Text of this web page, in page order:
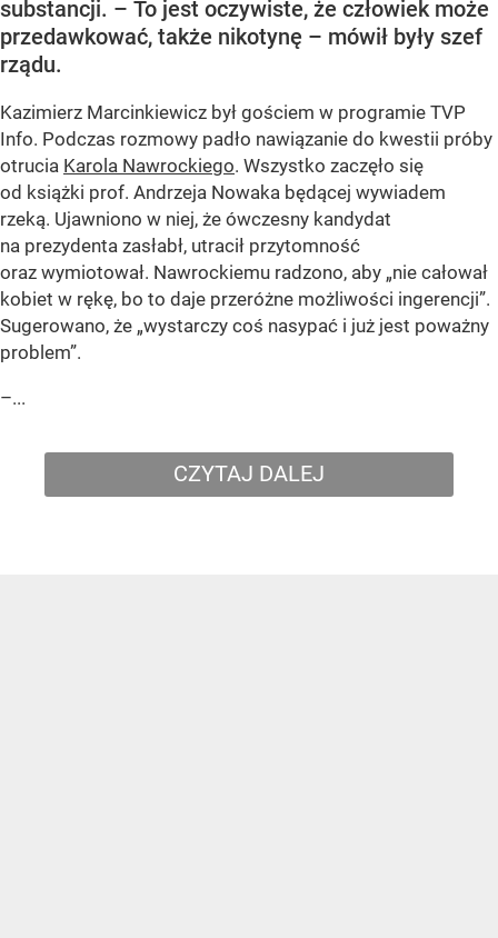
substancji. – To jest oczywiste, że człowiek może
przedawkować, także nikotynę – mówił były szef
rządu.
Kazimierz Marcinkiewicz był gościem w programie TVP
Info. Podczas rozmowy padło nawiązanie do kwestii próby
otrucia Karola Nawrockiego. Wszystko zaczęło się
od książki prof. Andrzeja Nowaka będącej wywiadem
rzeką. Ujawniono w niej, że ówczesny kandydat
na prezydenta zasłabł, utracił przytomność
oraz wymiotował. Nawrockiemu radzono, aby „nie całował
kobiet w rękę, bo to daje przeróżne możliwości ingerencji”.
Sugerowano, że „wystarczy coś nasypać i już jest poważny
problem”.
–...
CZYTAJ DALEJ